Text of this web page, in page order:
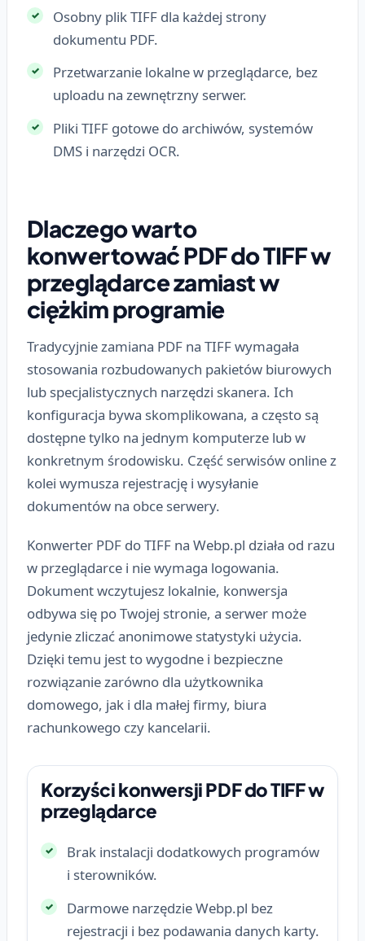
Osobny plik TIFF dla każdej strony
dokumentu PDF.
Przetwarzanie lokalne w przeglądarce, bez
uploadu na zewnętrzny serwer.
Pliki TIFF gotowe do archiwów, systemów
DMS i narzędzi OCR.
Dlaczego warto
konwertować PDF do TIFF w
przeglądarce zamiast w
ciężkim programie
Tradycyjnie zamiana PDF na TIFF wymagała
stosowania rozbudowanych pakietów biurowych
lub specjalistycznych narzędzi skanera. Ich
konfiguracja bywa skomplikowana, a często są
dostępne tylko na jednym komputerze lub w
konkretnym środowisku. Część serwisów online z
kolei wymusza rejestrację i wysyłanie
dokumentów na obce serwery.
Konwerter PDF do TIFF na Webp.pl działa od razu
w przeglądarce i nie wymaga logowania.
Dokument wczytujesz lokalnie, konwersja
odbywa się po Twojej stronie, a serwer może
jedynie zliczać anonimowe statystyki użycia.
Dzięki temu jest to wygodne i bezpieczne
rozwiązanie zarówno dla użytkownika
domowego, jak i dla małej firmy, biura
rachunkowego czy kancelarii.
Korzyści konwersji PDF do TIFF w
przeglądarce
Brak instalacji dodatkowych programów
i sterowników.
Darmowe narzędzie Webp.pl bez
rejestracji i bez podawania danych karty.